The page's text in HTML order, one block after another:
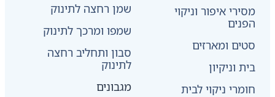
מסירי איפור וניקוי
הפנים
סטים ומארזים
בית וניקיון
חומרי ניקוי לבית
שמן רחצה לתינוק
שמפו ומרכך לתינוק
סבון ותחליב רחצה
לתינוק
מגבונים